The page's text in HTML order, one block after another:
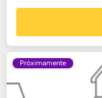
Próximamente